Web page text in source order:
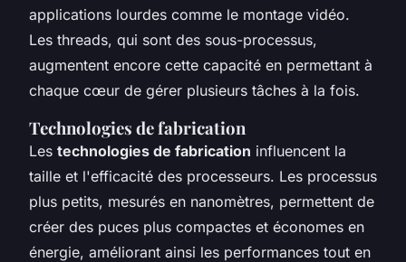
applications lourdes comme le montage vidéo.
Les threads, qui sont des sous-processus,
augmentent encore cette capacité en permettant à
chaque cœur de gérer plusieurs tâches à la fois.
Technologies de fabrication
Les technologies de fabrication influencent la
taille et l'efficacité des processeurs. Les processus
plus petits, mesurés en nanomètres, permettent de
créer des puces plus compactes et économes en
énergie, améliorant ainsi les performances tout en